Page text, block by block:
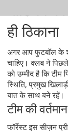
नॉटिंघम
ही ठिकाना
अगर आप फुटबॉल के
चाहिए। क्लब ने
को उम्मीद है कि
स्थिति, प्रमुख
बात के साथ बने रहें।
टीम की
फॉर्रेस्ट इस सीज़न